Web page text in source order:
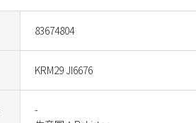
83674804
KRM29 JI6676
-